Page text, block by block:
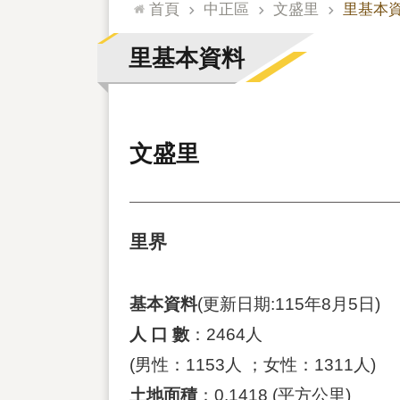
首頁 中正區 文盛里 里基本
里基本資料
文盛里
里界
基本資料(更新日期:115年8月5日)
人 口 數 ：2464人
(男性：1153人 ；女性：1311人)
土地面積：0.1418 (平方公里)